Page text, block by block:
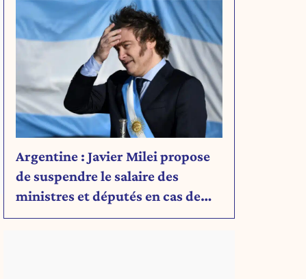
Argentine : Javier Milei propose
de suspendre le salaire des
ministres et députés en cas de
déficit budgétaire